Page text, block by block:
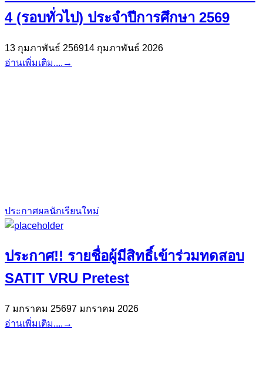
4 (รอบทั่วไป) ประจำปีการศึกษา 2569
13 กุมภาพันธ์ 256914 กุมภาพันธ์ 2026
อ่านเพิ่มเติม.... →
ประกาศผลนักเรียนใหม่
ประกาศ!! รายชื่อผู้มีสิทธิ์เข้าร่วมทดสอบ
SATIT VRU Pretest
7 มกราคม 25697 มกราคม 2026
อ่านเพิ่มเติม.... →